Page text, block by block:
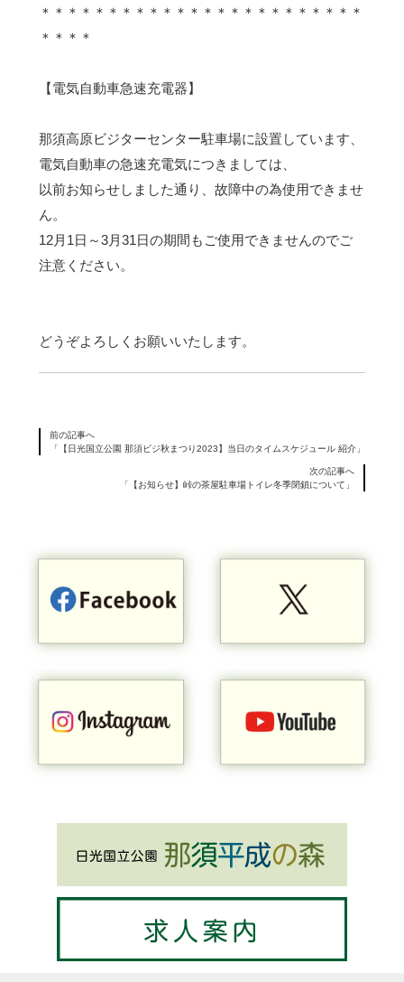
＊＊＊＊＊＊＊＊＊＊＊＊＊＊＊＊＊＊＊＊＊＊＊＊
＊＊＊＊
【電気自動車急速充電器】
那須高原ビジターセンター駐車場に設置しています、
電気自動車の急速充電気につきましては、
以前お知らせしました通り、故障中の為使用できませ
ん。
12月1日～3月31日の期間もご使用できませんのでご
注意ください。
どうぞよろしくお願いいたします。
前の記事へ
「【日光国立公園 那須ビジ秋まつり2023】当日のタイムスケジュール 紹介」
次の記事へ
「【お知らせ】峠の茶屋駐車場トイレ冬季閉鎖について」